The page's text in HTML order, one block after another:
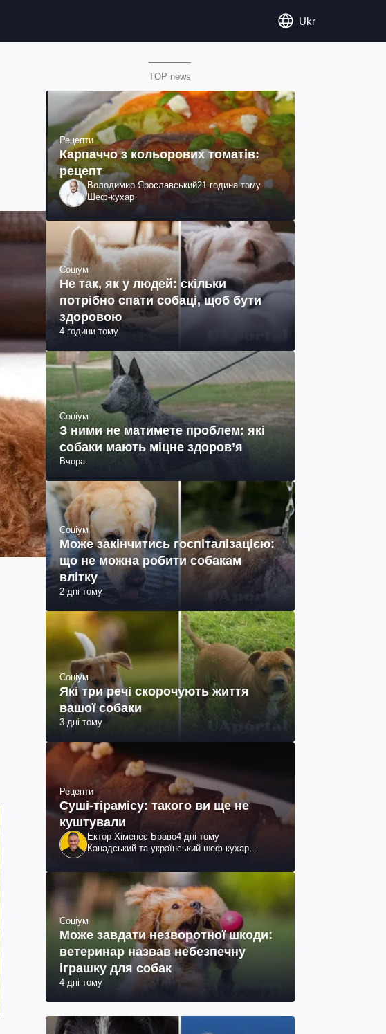
Ukr
TOP news
Рецепти
Карпаччо з кольорових томатів:
рецепт
Володимир Ярославський21 година тому
Шеф-кухар
Соціум
Не так, як у людей: скільки
потрібно спати собаці, щоб бути
здоровою
4 години тому
Соціум
З ними не матимете проблем: які
собаки мають міцне здоров’я
Вчора
Соціум
Може закінчитись госпіталізацією:
що не можна робити собакам
влітку
2 дні тому
Соціум
Які три речі скорочують життя
вашої собаки
3 дні тому
Рецепти
Суші-тірамісу: такого ви ще не
куштували
Ектор Хіменес-Браво4 дні тому
Канадський та український шеф-кухар
телеведучий
Соціум
Може завдати незворотної шкоди:
ветеринар назвав небезпечну
іграшку для собак
4 дні тому